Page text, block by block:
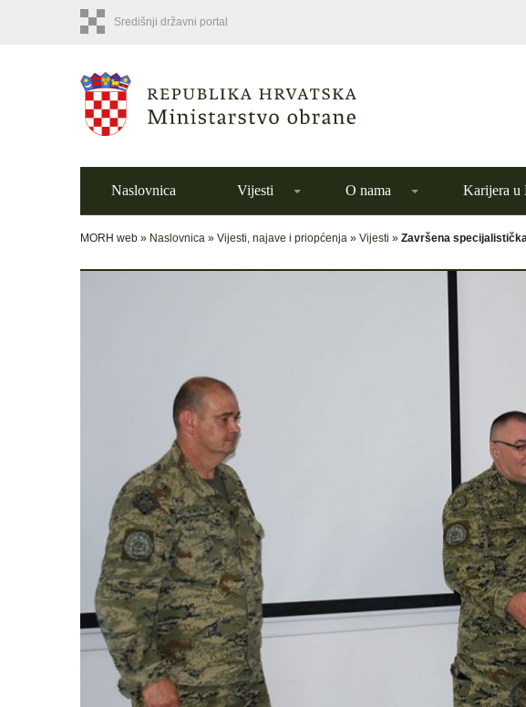
Središnji državni portal
Naslovnica Vijesti O nama Karijera u
MORH web » Naslovnica » Vijesti, najave i priopćenja » Vijesti » Završena